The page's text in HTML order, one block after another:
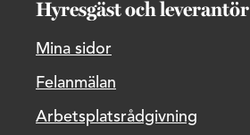
Hyresgäst och leverantör
Mina sidor
Felanmälan
Arbetsplatsrådgivning